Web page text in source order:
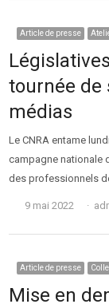
Article de presse
tournée de
médias
Le CNRA entame
campagne nationale
des professionnels
9 mai 2022
Article de presse
Mise en